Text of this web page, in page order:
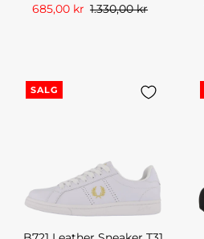
685,00 kr 1.330,00 kr
SALG